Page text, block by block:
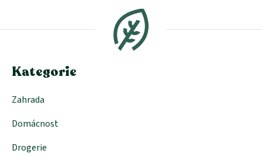
a
Kategorie
Zahrada
Domácnost
Drogerie